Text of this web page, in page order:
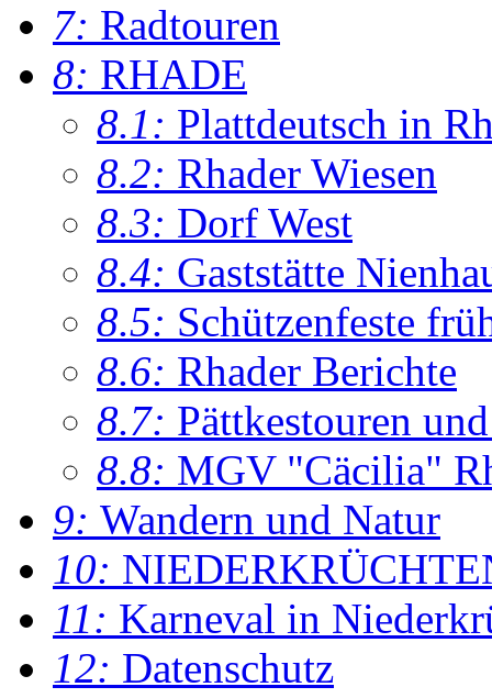
7: Radtouren
8: RHADE
8.1: Plattdeutsch in
8.2: Rhader Wiesen
8.3: Dorf West
8.4: Gaststätte
8.5: Schützenfeste
8.6: Rhader Berichte
8.7: Pättkestouren
8.8: MGV "Cäcilia"
9: Wandern und Natur
10:
11: Karneval in
12: Datenschutz